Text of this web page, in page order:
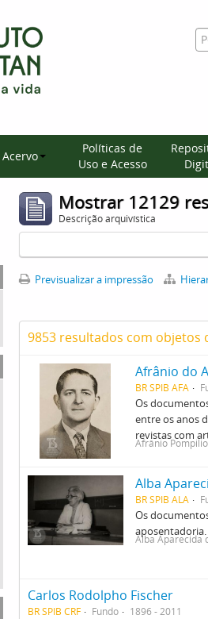
Acervo
Políticas de
Uso e Acesso
Mostrar 12129
Descrição arquivística
Previsualizar a impressão
9853 resultados com objetos
Afrânio do
BR SPIB AFA
Os
entre os anos
revistas com
Afrânio
Alba
BR SPIB ALA
Os
Alba Aparecida
Carlos Rodolpho Fischer
BR SPIB CRF Fundo 1896 - 2011